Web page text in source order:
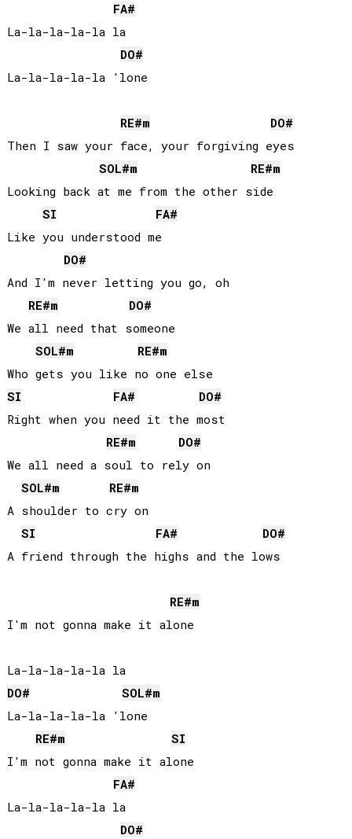
FA#
La-la-la-la-la la
DO#
La-la-la-la-la 'lone
RE#m
DO#
Then I saw your face, your forgiving eyes
SOL#m RE#m
Looking back at me from the other side
SI
FA#
Like you understood me
DO#
And I'm never letting you go, oh
RE#m
DO#
We all need that someone
SOL#m RE#m
SI
FA#
DO#
Right when you need it the most
RE#m
DO#
We all need a soul to rely on
SOL#m RE#m
A shoulder to cry on
SI
FA#
DO#
A friend through the highs and the lows
RE#m
I'm not gonna make it alone
La-la-la-la-la la
DO#
SOL#m
La-la-la-la-la 'lone
RE#m
SI
I'm not gonna make it alone
FA#
La-la-la-la-la la
DO#